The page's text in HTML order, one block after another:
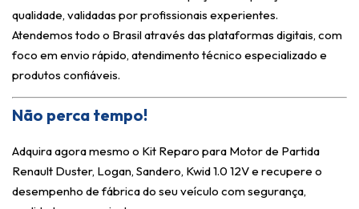
qualidade, validadas por profissionais experientes.
Atendemos todo o Brasil através das plataformas digitais, com
foco em envio rápido, atendimento técnico especializado e
produtos confiáveis.
Não perca tempo!
Adquira agora mesmo o Kit Reparo para Motor de Partida
Renault Duster, Logan, Sandero, Kwid 1.0 12V e recupere o
desempenho de fábrica do seu veículo com segurança,